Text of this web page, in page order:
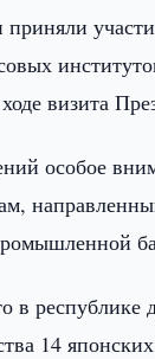
визита
особое
в республике
14